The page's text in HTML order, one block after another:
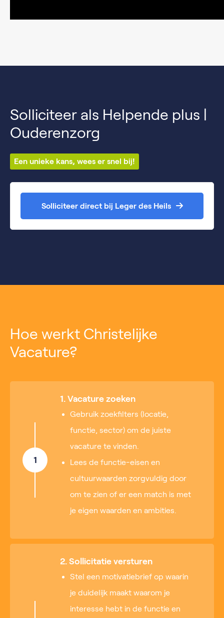
Solliciteer als Helpende plus |
Ouderenzorg
Een unieke kans, wees er snel bij!
Solliciteer direct bij Leger des Heils
Hoe werkt Christelijke
Vacature?
1
1. Vacature zoeken
Gebruik zoekfilters (locatie,
functie, sector) om de juiste
vacature te vinden.
Lees de functie-eisen en
cultuurwaarden zorgvuldig door
om te zien of er een match is met
je eigen waarden en ambities.
2. Sollicitatie versturen
Stel een motivatiebrief op waarin
je duidelijk maakt waarom je
interesse hebt in de functie en